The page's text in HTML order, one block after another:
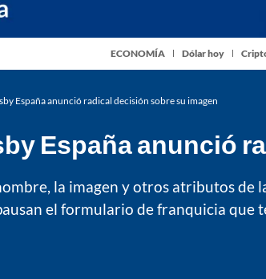
ECONOMÍA Dólar hoy
España anunció radical decisión sobre su imagen
España anunció
la imagen y otros atributos
el formulario de franquicia que